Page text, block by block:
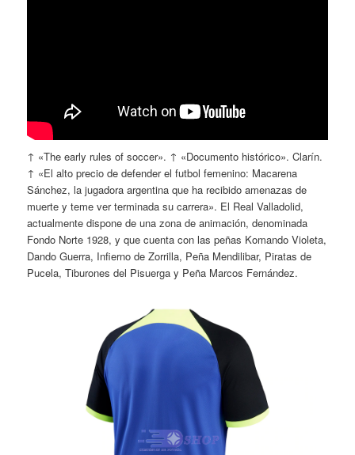
↑ «The early rules of soccer». ↑ «Documento histórico». Clarín.
↑ «El alto precio de defender el futbol femenino: Macarena
Sánchez, la jugadora argentina que ha recibido amenazas de
muerte y teme ver terminada su carrera». El Real Valladolid,
actualmente dispone de una zona de animación, denominada
Fondo Norte 1928, y que cuenta con las peñas Komando Violeta,
Dando Guerra, Infierno de Zorrilla, Peña Mendilibar, Piratas de
Pucela, Tiburones del Pisuerga y Peña Marcos Fernández.